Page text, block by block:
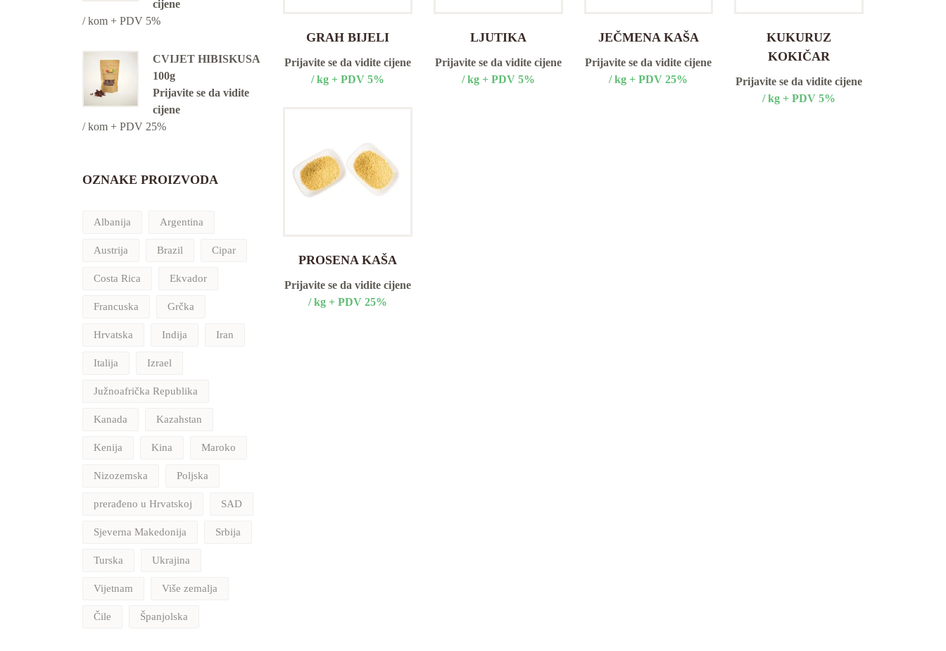
cijene
/ kom + PDV 5%
CVIJET HIBISKUSA
100g
Prijavite se da vidite
cijene
/ kom + PDV 25%
OZNAKE PROIZVODA
Albanija Argentina
Austrija Brazil Cipar
Costa Rica Ekvador
Francuska Grčka
Hrvatska Indija Iran
Italija Izrael
Južnoafrička Republika
Kanada Kazahstan
Kenija Kina Maroko
Nizozemska Poljska
prerađeno u Hrvatskoj SAD
Sjeverna Makedonija Srbija
Turska Ukrajina
Vijetnam Više zemalja
Čile Španjolska
GRAH BIJELI
Prijavite se da vidite cijene
/ kg + PDV 5%
LJUTIKA
Prijavite se da vidite cijene
/ kg + PDV 5%
JEČMENA KAŠA
Prijavite se da vidite cijene
/ kg + PDV 25%
KUKURUZ
KOKIČAR
Prijavite se da vidite cijene
/ kg + PDV 5%
PROSENA KAŠA
Prijavite se da vidite cijene
/ kg + PDV 25%